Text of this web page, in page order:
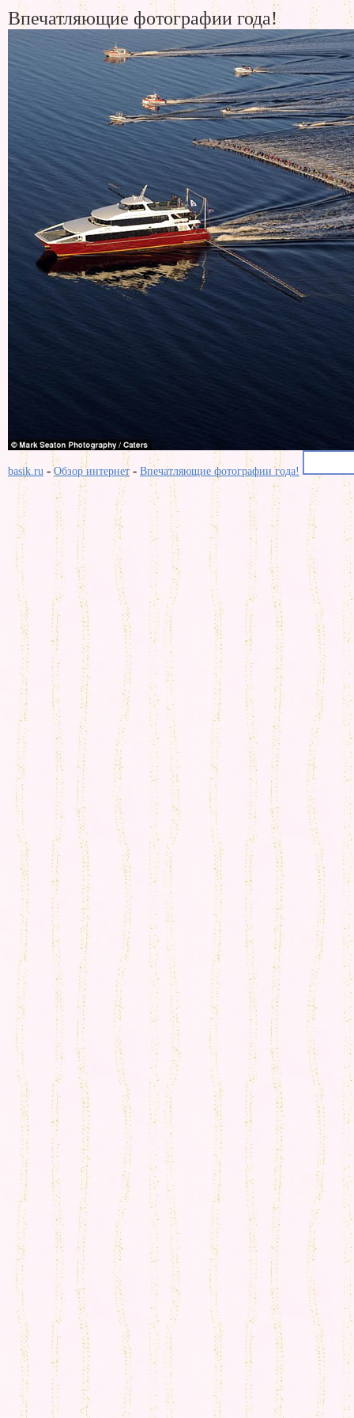
Впечатляющие фотографии года!
basik.ru -Обзор интернет- Впечатляющие фотографии года!